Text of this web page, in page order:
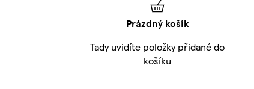
Prázdný košík
Tady uvidíte položky přidané do
košíku